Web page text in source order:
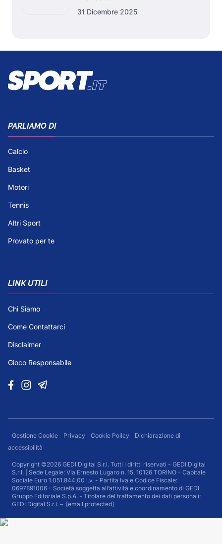
31 Dicembre 2025
PARLIAMO DI
Calcio
Basket
Motori
Tennis
Altri Sport
Provato per te
LINK UTILI
Chi Siamo
Come Contattarci
Disclaimer
Gioco Responsabile
Gestione Cookie Privacy Cookie Policy
Dichiarazione di
accessibilità
Copyright ©2026 GEDI Digital S.r.l. Tutti i diritti riservati - GEDI Digital
S.r.l. | Sede Legale: Via Ernesto Lugaro n. 15, 10126 TORINO - Capitale
Sociale Euro 1.051.844,00 i.v. - Partita Iva e Codice Fiscale:
0697891006 - Società soggetta all’attività e coordinamento di GEDI
Gruppo Editoriale S.p.A. - Titolare del trattamento dei dati personali:
GEDI Digital S.r.l. – [email protected]